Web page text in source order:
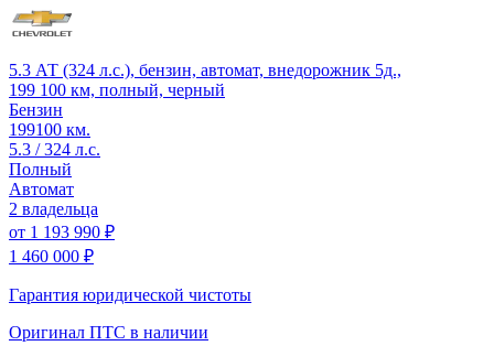
5.3 АТ (324 л.с.), бензин, автомат, внедорожник 5д.,
199 100 км, полный, черный
Бензин
199100 км.
5.3 / 324 л.с.
Полный
Автомат
2 владельца
от 1 193 990 ₽
1 460 000 ₽
Гарантия юридической чистоты
Оригинал ПТС в наличии